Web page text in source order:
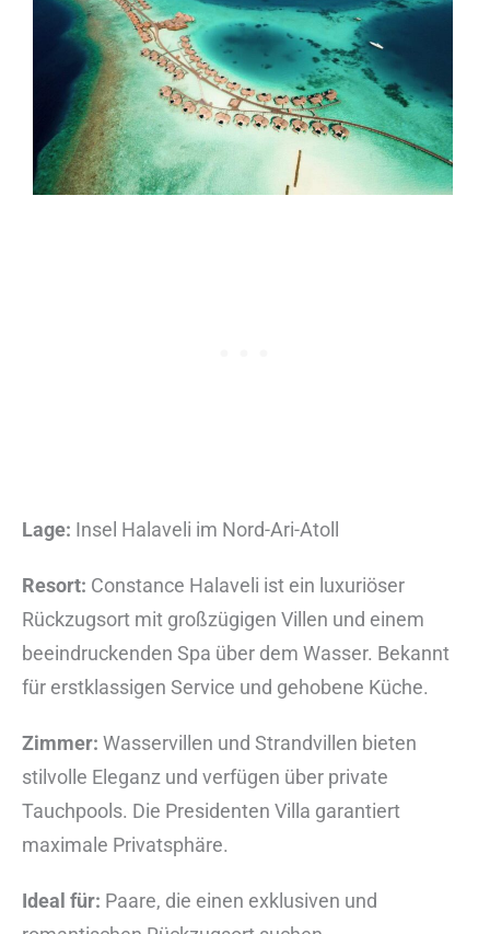
Lage: Insel Halaveli im Nord-Ari-Atoll
Resort: Constance Halaveli ist ein luxuriöser
Rückzugsort mit großzügigen Villen und einem
beeindruckenden Spa über dem Wasser. Bekannt
für erstklassigen Service und gehobene Küche.
Zimmer: Wasservillen und Strandvillen bieten
stilvolle Eleganz und verfügen über private
Tauchpools. Die Presidenten Villa garantiert
maximale Privatsphäre.
Ideal für: Paare, die einen exklusiven und